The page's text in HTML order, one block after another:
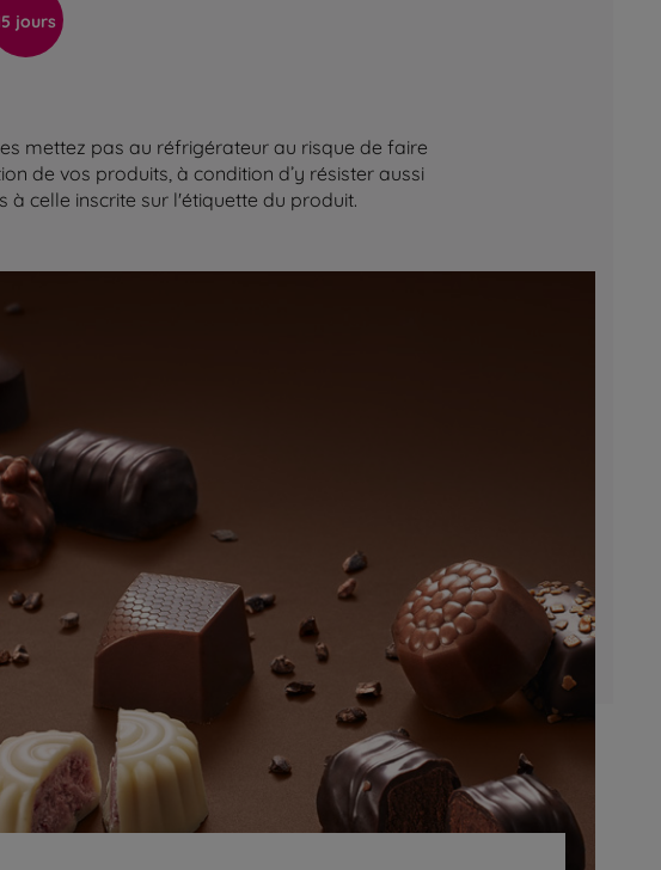
jours
mettez pas au réfrigérateur au risque de faire
de vos produits, à condition d’y résister aussi
celle inscrite sur l'étiquette du produit.